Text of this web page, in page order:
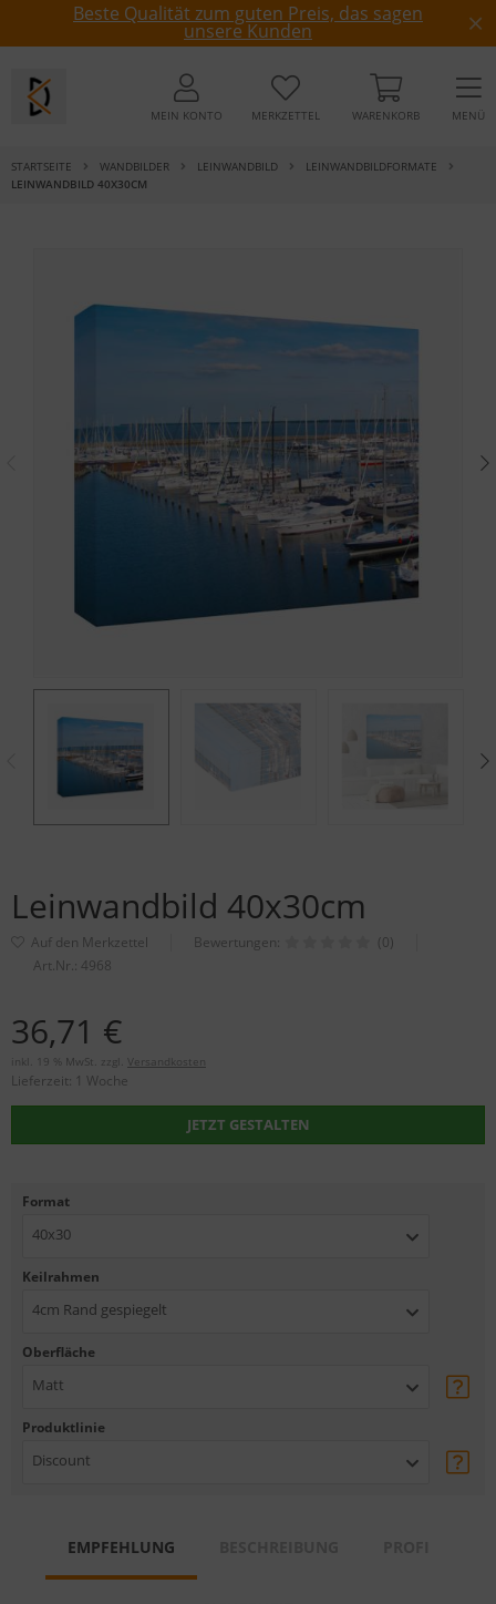
Beste Qualität zum guten Preis, das sagen
unsere Kunden
MEIN KONTO MERKZETTEL WARENKORB MENÜ
STARTSEITE WANDBILDER LEINWANDBILD
LEINWANDBILDFORMATE
LEINWANDBILD 40X30CM
Leinwandbild 40x30cm
Bewertungen:
(0)
Art.Nr.: 4968
36,71 €
inkl. 19 % MwSt. zzgl. Versandkosten
Lieferzeit: 1 Woche
JETZT GESTALTEN
Format
40x30
Keilrahmen
4cm Rand gespiegelt
Oberfläche
Matt
Produktlinie
Discount
EMPFEHLUNG